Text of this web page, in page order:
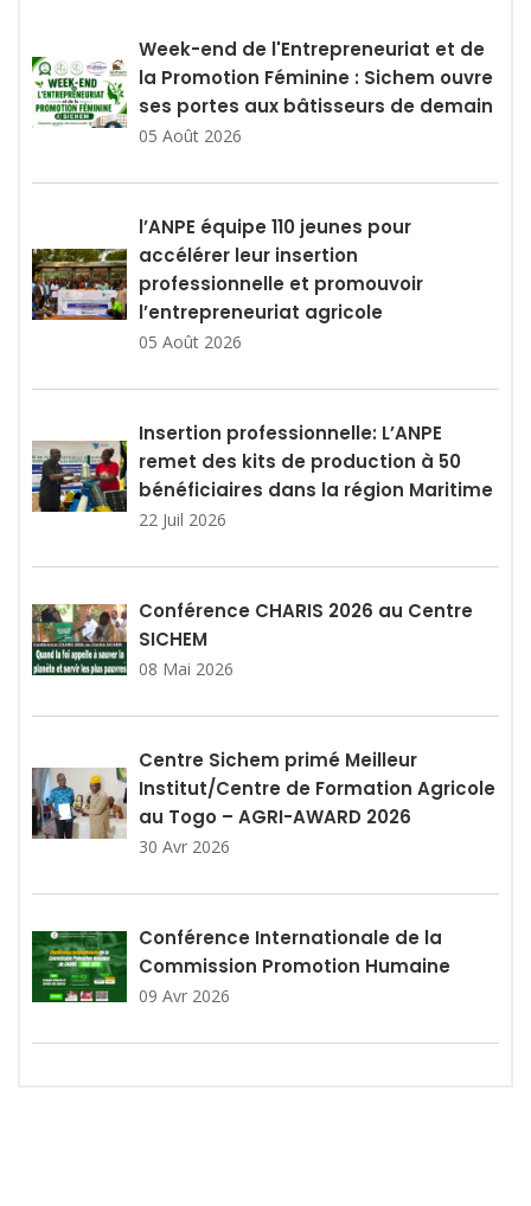
Week-end de l'Entrepreneuriat et de
la Promotion Féminine : Sichem ouvre
ses portes aux bâtisseurs de demain
05 Août 2026
l’ANPE équipe 110 jeunes pour
accélérer leur insertion
professionnelle et promouvoir
l’entrepreneuriat agricole
05 Août 2026
Insertion professionnelle: L’ANPE
remet des kits de production à 50
bénéficiaires dans la région Maritime
22 Juil 2026
Conférence CHARIS 2026 au Centre
SICHEM
08 Mai 2026
Centre Sichem primé Meilleur
Institut/Centre de Formation Agricole
au Togo – AGRI-AWARD 2026
30 Avr 2026
Conférence Internationale de la
Commission Promotion Humaine
09 Avr 2026